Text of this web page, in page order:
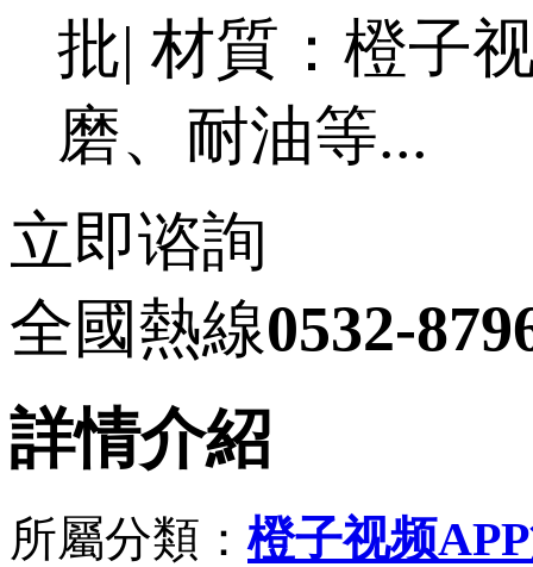
批| 材質：橙子
磨、耐油等...
立即谘詢
全國熱線0532-
詳情介紹
所屬分類：橙子视频